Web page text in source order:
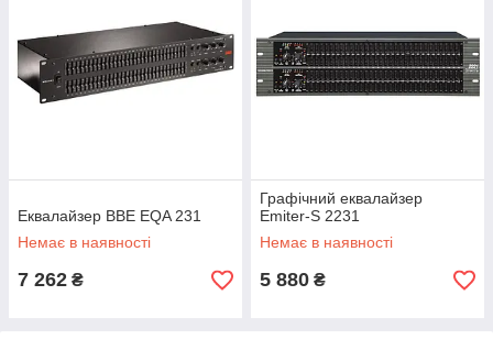
Еквалайзер BBE EQA 231
Немає в наявності
7 262 ₴
Графічний еквалайзер
Emiter-S 2231
Немає в наявності
5 880 ₴